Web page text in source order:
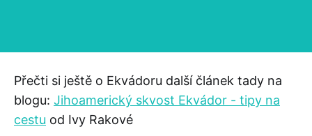
Přečti si ještě o Ekvádoru další článek tady na
blogu: Jihoamerický skvost Ekvádor - tipy na
cestu od Ivy Rakové